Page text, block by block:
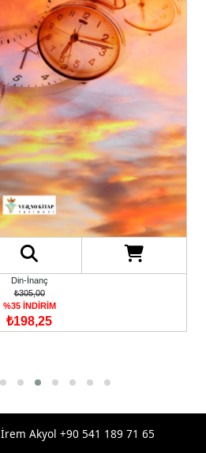
Din-İnanç
₺305,00
%35 İNDİRİM
₺198,25
İrem Akyol +90 541 189 71 65